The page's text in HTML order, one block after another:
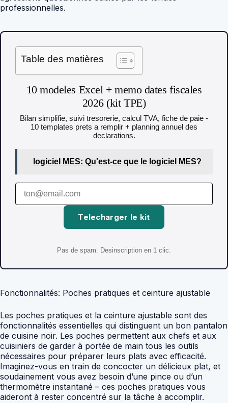
professionnelles.
Table des matières
10 modeles Excel + memo dates fiscales
2026 (kit TPE)
Bilan simplifie, suivi tresorerie, calcul TVA, fiche de paie -
10 templates prets a remplir + planning annuel des
declarations.
logiciel MES: Qu'est-ce que le logiciel MES?
Telecharger le kit
Pas de spam. Desinscription en 1 clic.
Fonctionnalités: Poches pratiques et ceinture ajustable
Les poches pratiques et la ceinture ajustable sont des
fonctionnalités essentielles qui distinguent un bon pantalon
de cuisine noir. Les poches permettent aux chefs et aux
cuisiniers de garder à portée de main tous les outils
nécessaires pour préparer leurs plats avec efficacité.
Imaginez-vous en train de concocter un délicieux plat, et
soudainement vous avez besoin d’une pince ou d’un
thermomètre instantané – ces poches pratiques vous
aideront à rester concentré sur la tâche à accomplir.